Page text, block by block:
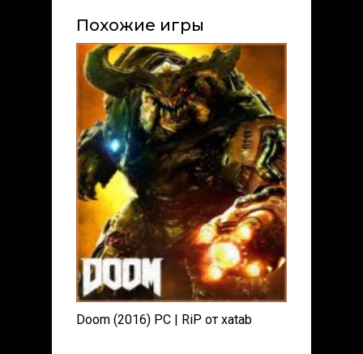
Похожие игры
Doom (2016) PC | RiP от xatab